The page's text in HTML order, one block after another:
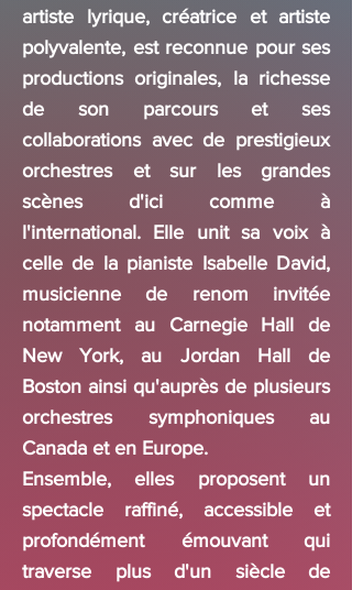
artiste lyrique, créatrice et artiste
polyvalente, est reconnue pour ses
productions originales, la richesse
de son parcours et ses
collaborations avec de prestigieux
orchestres et sur les grandes
scènes d'ici comme à
l'international. Elle unit sa voix à
celle de la pianiste Isabelle David,
musicienne de renom invitée
notamment au Carnegie Hall de
New York, au Jordan Hall de
Boston ainsi qu'auprès de plusieurs
orchestres symphoniques au
Canada et en Europe.
Ensemble, elles proposent un
spectacle raffiné, accessible et
profondément émouvant qui
traverse plus d'un siècle de